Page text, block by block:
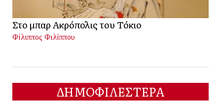
Στο μπαρ Ακρόπολις του Τόκιο
Φίλιππος Φιλίππου
ΔΗΜΟΦΙΛΕΣΤΕΡΑ